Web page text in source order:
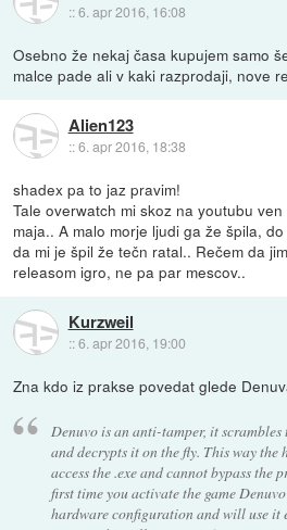
::6. apr 2016, 16:08
Osebno že nekaj časa kupujem samo
malce pade ali v kaki razprodaji, nove
Alien123
::6. apr 2016, 18:38
shadex pa to jaz pravim!
Tale overwatch mi skoz na youtubu
maja.. A malo morje ljudi ga že špila,
da mi je špil že tečn ratal.. Rečem da
releasom igro, ne pa par mescov..
Kurzweil
::6. apr 2016, 19:00
Zna kdo iz prakse povedat glede
Denuvo is an anti-tamper, it scrambles
and decrypts it on the fly. This way the
access the .exe and cannot bypass the
first time you activate the game
hardware configuration and will use it